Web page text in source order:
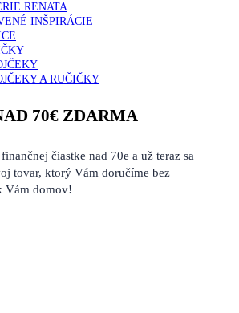
RENATA
INŠPIRÁCIE
A RUČIČKY
70€ ZDARMA
čiastke nad 70e a už teraz sa
tovar, ktorý Vám doručíme bez
Vám domov!